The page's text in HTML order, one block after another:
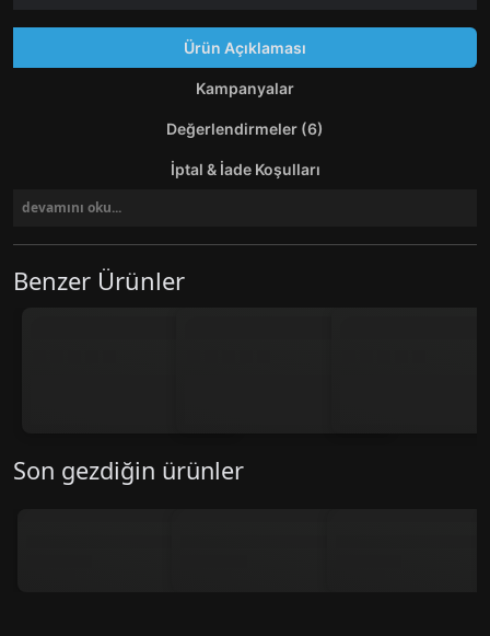
Ürün Açıklaması
Kampanyalar
Değerlendirmeler (6)
İptal & İade Koşulları
devamını oku...
Benzer Ürünler
Son gezdiğin ürünler